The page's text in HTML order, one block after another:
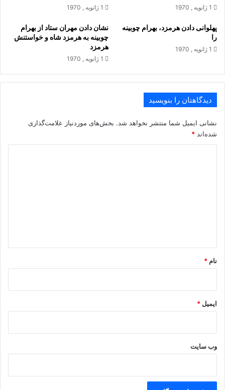
چو ده سال شد پادشاهیش راست
ز هر کشور آواز بدخواه خاست‏
وزین روى تا مرو لشکر کشید
که نزدیک خود خوان ز هر سو سپاه‏
1 ژانویه , 1970 1 ژانویه , 1970
پهلوانى دادن هرمزد، بهرام چوبینه
را
1 ژانویه , 1970
نشان دادن مهران ستاد از بهرام
چوبینه به هرمزد شاه و خواستنش
هرمزد
1 ژانویه , 1970
دیدگاهتان را بنویسید
نشانی ایمیل شما منتشر نخواهد شد. بخش‌های موردنیاز علامت‌گذاری
شده‌اند *
نام *
ایمیل *
وب‌ سایت